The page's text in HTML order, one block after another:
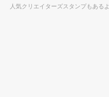
人気クリエイターズスタンプもあるよ